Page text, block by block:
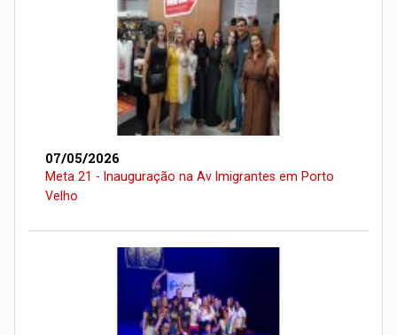
07/05/2026
Meta 21 - Inauguração na Av Imigrantes em Porto
Velho